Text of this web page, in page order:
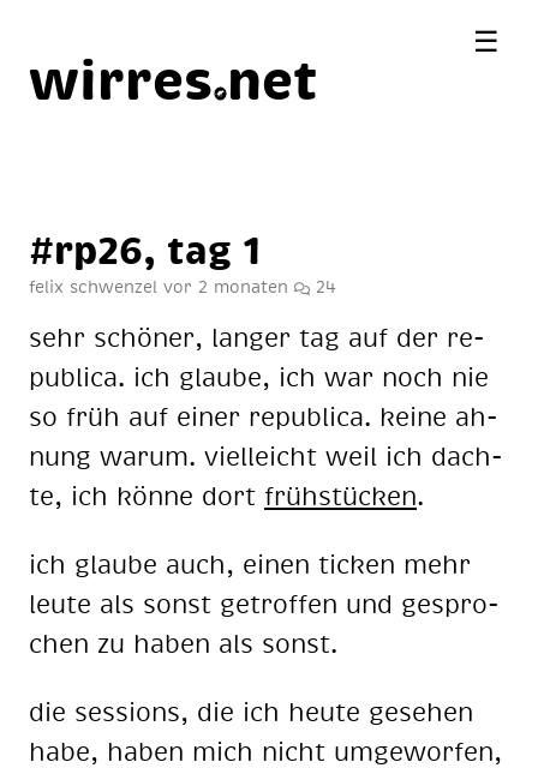
wirres net
#rp26, tag 1
felix schwenzel vor 2 monaten 24
sehr schö­ner, lan­ger tag auf der re­
pu­bli­ca. ich glau­be, ich war noch nie
so früh auf ei­ner re­pu­bli­ca. kei­ne ah­
nung war­um. viel­leicht weil ich dach­
te, ich kön­ne dort früh­stü­cken.
ich glau­be auch, ei­nen ti­cken mehr
leu­te als sonst ge­trof­fen und ge­spro­
chen zu ha­ben als sonst.
die ses­si­ons, die ich heu­te ge­se­hen
habe, ha­ben mich nicht um­ge­wor­fen,
☰